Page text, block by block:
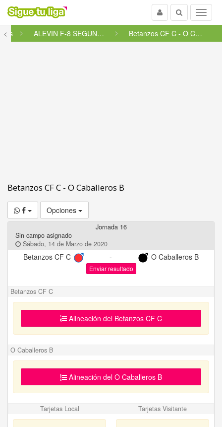
Menu
Buscar
Usuario
<
ALEVIN F-8 SEGUNDA GALICIA SEG... Betanzos CF C - O Caballeros B
Betanzos CF C - O Caballeros B
Opciones
Jornada 16
Sin campo asignado
Sábado, 14 de Marzo de 2020
Betanzos CF C - O Caballeros B
Enviar resultado
Betanzos CF C
Alineación del Betanzos CF C
O Caballeros B
Alineación del O Caballeros B
Tarjetas Local Tarjetas Visitante